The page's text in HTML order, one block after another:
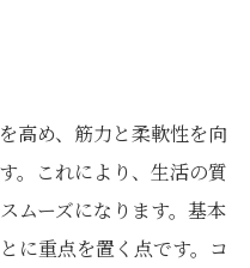
高め、筋力と柔軟性を向
。これにより、生活の質
ムーズになります。基本
に重点を置く点です。コ